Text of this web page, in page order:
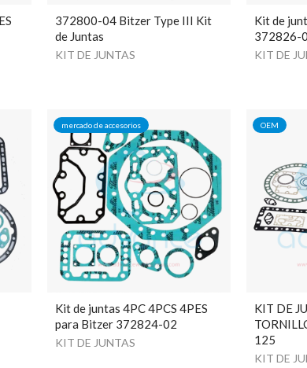
372800-04 Bitzer Type III Kit
de Juntas
KIT DE JUNTAS
Kit de
372826-
KIT DE
mercado de accesorios
Kit de juntas 4PC 4PCS 4PES
para Bitzer 372824-02
KIT DE JUNTAS
OEM
KIT DE
125
KIT DE